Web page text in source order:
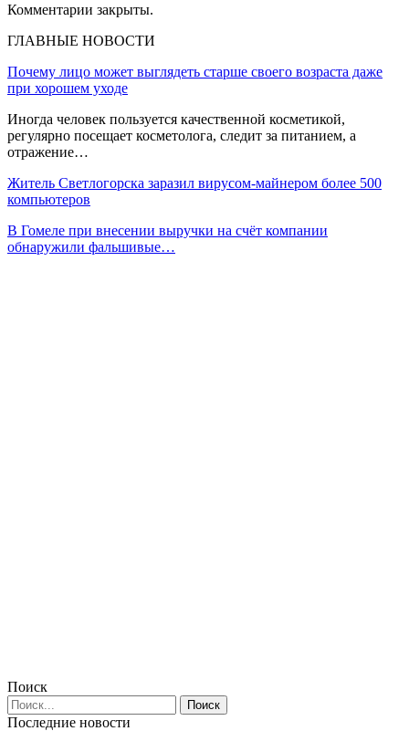
Комментарии закрыты.
ГЛАВНЫЕ НОВОСТИ
Почему лицо может выглядеть старше своего возраста даже
при хорошем уходе
Иногда человек пользуется качественной косметикой,
регулярно посещает косметолога, следит за питанием, а
отражение…
Житель Светлогорска заразил вирусом-майнером более 500
компьютеров
В Гомеле при внесении выручки на счёт компании
обнаружили фальшивые…
Поиск
Последние новости